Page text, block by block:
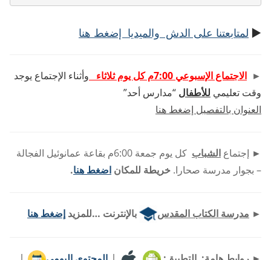
► لمتابعتنا على الدش والميديا إضغط هنا
► الاجتماع الإسبوعي 7:00م كل يوم ثلاثاء
وأثناء الإجتماع يوجد
وقت تعليمي للأطفال “مدارس أحد”
العنوان بالتفصيل إضغط هنا
► إجتماع الشباب
كل يوم جمعة 6:00م بقاعة عمانوئيل الفجالة
– بجوار مدرسة صحارا. خريطة للمكان اضغط هنا.
► مدرسة الكتاب المقدس بالإنترنت …للمزيد إضغط هنا